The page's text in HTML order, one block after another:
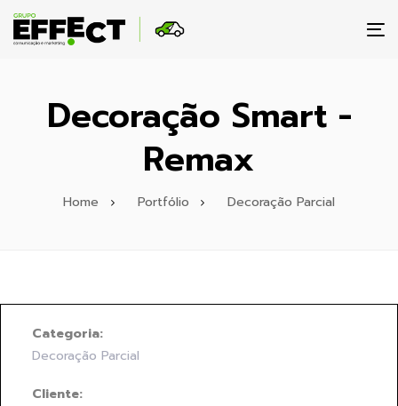
Decoração Smart -
Remax
Home Portfólio Decoração Parcial
Categoria:
Decoração Parcial
Cliente: